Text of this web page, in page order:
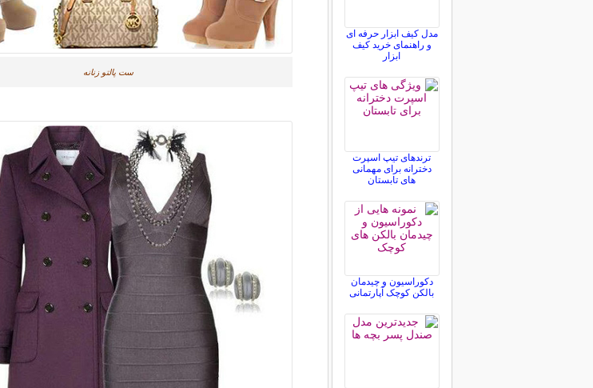
ست پالتو زنانه
مدل کیف ابزار حرفه ای
و راهنمای خرید کیف
ابزار
ترندهای تیپ اسپرت
دخترانه برای مهمانی
های تابستان
دکوراسیون و چیدمان
بالکن کوچک آپارتمانی